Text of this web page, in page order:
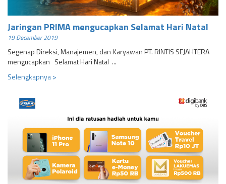
Jaringan PRIMA mengucapkan Selamat Hari Natal
19 December 2019
Segenap Direksi, Manajemen, dan Karyawan PT. RINTIS SEJAHTERA
mengucapkan Selamat Hari Natal ...
Selengkapnya >